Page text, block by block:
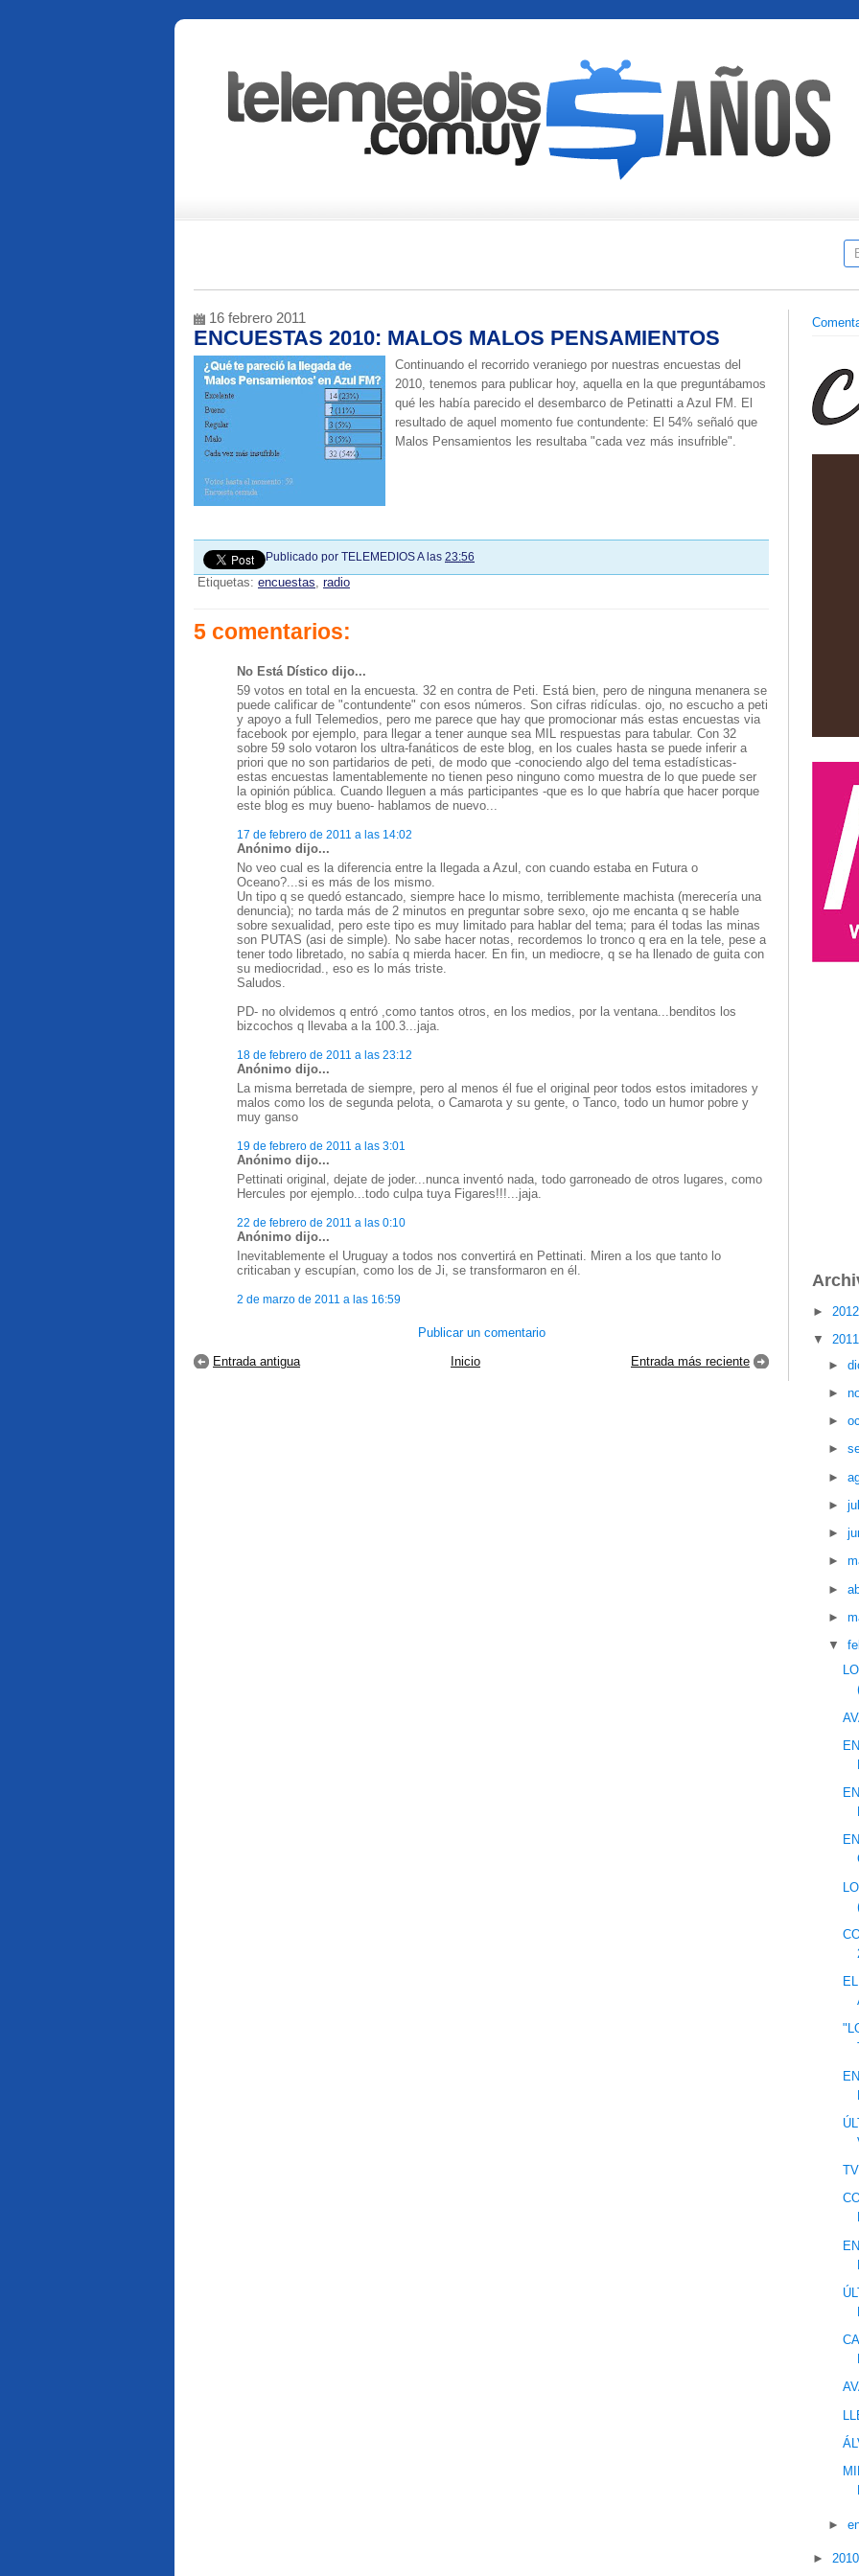
16 febrero 2011
ENCUESTAS 2010: MALOS MALOS PENSAMIENTOS
Continuando el recorrido veraniego por nuestras encuestas del
2010, tenemos para publicar hoy, aquella en la que preguntábamos
qué les había parecido el desembarco de Petinatti a Azul FM. El
resultado de aquel momento fue contundente: El 54% señaló que
Malos Pensamientos les resultaba "cada vez más insufrible".
Publicado por TELEMEDIOSA las 23:56
Etiquetas: encuestas, radio
5 comentarios:
No Está Dístico dijo...
59 votos en total en la encuesta. 32 en contra de Peti. Está bien, pero de ninguna menanera se
puede calificar de "contundente" con esos números. Son cifras ridículas. ojo, no escucho a peti
y apoyo a full Telemedios, pero me parece que hay que promocionar más estas encuestas via
facebook por ejemplo, para llegar a tener aunque sea MIL respuestas para tabular. Con 32
sobre 59 solo votaron los ultra-fanáticos de este blog, en los cuales hasta se puede inferir a
priori que no son partidarios de peti, de modo que -conociendo algo del tema estadísticas-
estas encuestas lamentablemente no tienen peso ninguno como muestra de lo que puede ser
la opinión pública. Cuando lleguen a más participantes -que es lo que habría que hacer porque
este blog es muy bueno- hablamos de nuevo...
17 de febrero de 2011 a las 14:02
Anónimo dijo...
No veo cual es la diferencia entre la llegada a Azul, con cuando estaba en Futura o
Oceano?...si es más de los mismo.
Un tipo q se quedó estancado, siempre hace lo mismo, terriblemente machista (merecería una
denuncia); no tarda más de 2 minutos en preguntar sobre sexo, ojo me encanta q se hable
sobre sexualidad, pero este tipo es muy limitado para hablar del tema; para él todas las minas
son PUTAS (asi de simple). No sabe hacer notas, recordemos lo tronco q era en la tele, pese a
tener todo libretado, no sabía q mierda hacer. En fin, un mediocre, q se ha llenado de guita con
su mediocridad., eso es lo más triste.
Saludos.
PD- no olvidemos q entró ,como tantos otros, en los medios, por la ventana...benditos los
bizcochos q llevaba a la 100.3...jaja.
18 de febrero de 2011 a las 23:12
Anónimo dijo...
La misma berretada de siempre, pero al menos él fue el original peor todos estos imitadores y
malos como los de segunda pelota, o Camarota y su gente, o Tanco, todo un humor pobre y
muy ganso
19 de febrero de 2011 a las 3:01
Anónimo dijo...
Pettinati original, dejate de joder...nunca inventó nada, todo garroneado de otros lugares, como
Hercules por ejemplo...todo culpa tuya Figares!!!...jaja.
22 de febrero de 2011 a las 0:10
Anónimo dijo...
Inevitablemente el Uruguay a todos nos convertirá en Pettinati. Miren a los que tanto lo
criticaban y escupían, como los de Ji, se transformaron en él.
2 de marzo de 2011 a las 16:59
Publicar un comentario
Entrada más reciente
Entrada antigua Inicio
►
▼
►
►
►
►
►
►
►
►
►
►
▼
►
►